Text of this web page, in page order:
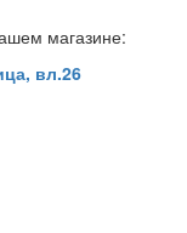
магазине:
вл.26